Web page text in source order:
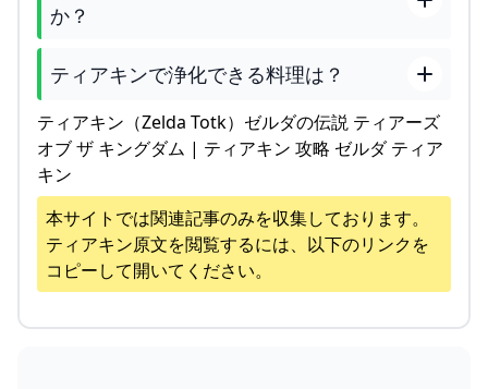
か？
ティアキンで浄化できる料理は？
ティアキン（Zelda Totk）ゼルダの伝説 ティアーズ
オブ ザ キングダム | ティアキン 攻略 ゼルダ ティア
キン
本サイトでは関連記事のみを収集しております。
ティアキン原文を閲覧するには、以下のリンクを
コピーして開いてください。